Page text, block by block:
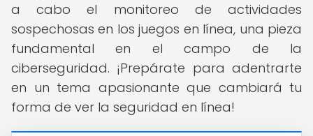
a cabo el monitoreo de actividades
sospechosas en los juegos en línea, una pieza
fundamental en el campo de la
ciberseguridad. ¡Prepárate para adentrarte
en un tema apasionante que cambiará tu
forma de ver la seguridad en línea!